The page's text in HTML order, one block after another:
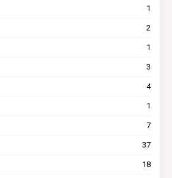
1
2
1
3
4
1
7
37
18